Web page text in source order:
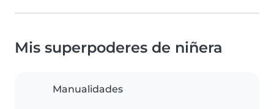
Mis superpoderes de niñera
Manualidades